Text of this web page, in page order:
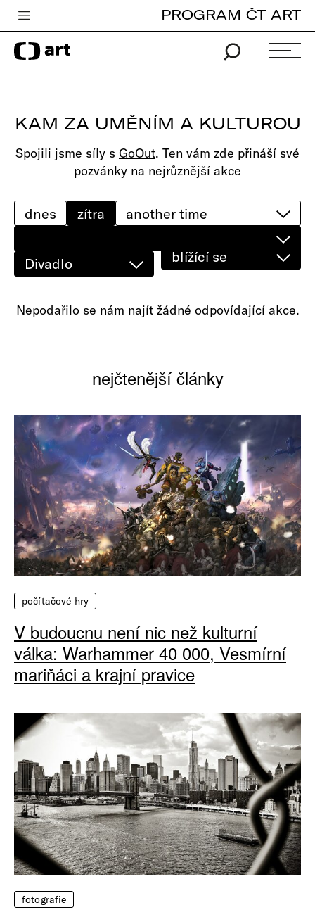
Česká televize
Zpravodajství
iVysílání
TV program
edu
PROGRAM ČT ART
KAM ZA UMĚNÍM A KULTUROU
Spojili jsme síly s GoOut. Ten vám zde přináší své
pozvánky na nejrůznější akce
Divadlo
dnes zítra
blížící se
Nepodařilo se nám najít žádné odpovídající akce.
nejčtenější články
počítačové hry
V budoucnu není nic než kulturní
válka: Warhammer 40 000, Vesmírní
mariňáci a krajní pravice
fotografie